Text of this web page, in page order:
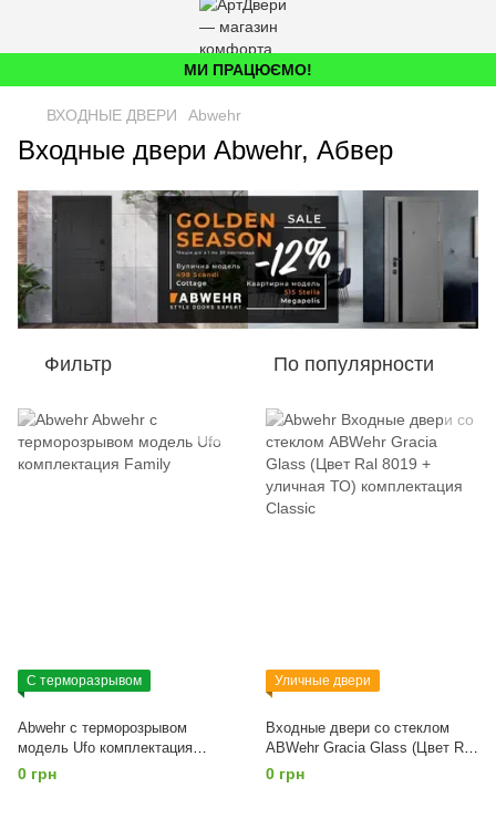
МИ ПРАЦЮЄМО!
ВХОДНЫЕ ДВЕРИ Abwehr
Входные двери Abwehr, Абвер
Фильтр По популярности
С терморазрывом
Abwehr с терморозрывом
модель Ufo комплектация
Family
0 грн
Уличные двери
Входные двери со стеклом
ABWehr Gracia Glass (Цвет Ral
8019 + уличная ТО)
комплектация Classic
0 грн